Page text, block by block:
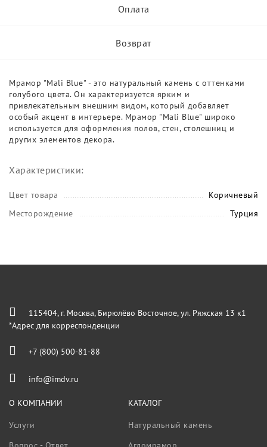
Оплата
Возврат
Мрамор "Mali Blue" - это натуральный камень с оттенками
голубого цвета. Он характеризуется ярким и
привлекательным внешним видом, который добавляет
особый акцент в интерьере. Мрамор "Mali Blue" широко
используется для оформления полов, стен, столешниц и
других элементов декора.
Характеристики:
Цвет товара
Коричневый
Месторождение
Турция
115404, г. Москва, Бирюлёво Восточное, ул. Ряжская 13 к1
*Адрес для корреспонденции
+7 (800) 500-81-88
info@imdv.ru
О КОМПАНИИ
Услуги
КАТАЛОГ
Натуральный камень